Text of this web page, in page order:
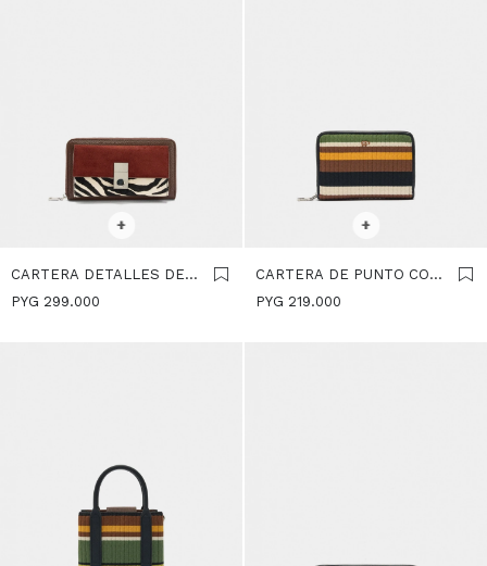
+
CARTERA DETALLES DE
PIEL CON SOLAPA -
PYG 299.000
+
CARTERA DE PUNTO CON
RAYAS S - MULTICOLOR
PYG 219.000